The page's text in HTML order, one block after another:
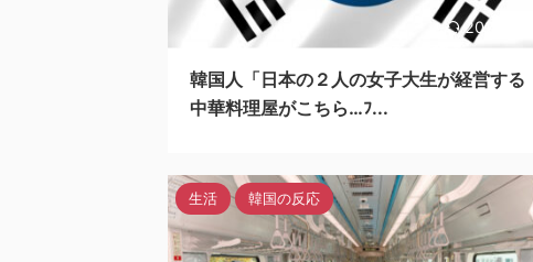
2023/11/3
韓国人「日本の２人の女子大生が経営する
中華料理屋がこちら…ﾌ...
生活 韓国の反応